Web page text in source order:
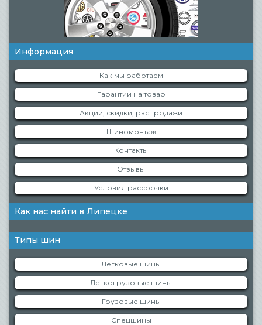
Информация
Как мы работаем
Гарантии на товар
Акции, скидки, распродажи
Шиномонтаж
Контакты
Отзывы
Условия рассрочки
Как нас найти в Липецке
Типы шин
Легковые шины
Легкогрузовые шины
Грузовые шины
Спецшины